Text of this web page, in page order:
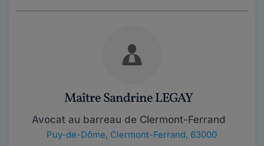
Maître Sandrine LEGAY
Avocat au barreau de Clermont-Ferrand
Puy-de-Dôme, Clermont-Ferrand, 63000